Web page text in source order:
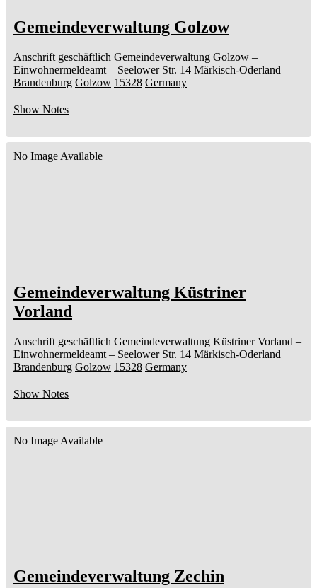
Gemeindeverwaltung Golzow
Anschrift geschäftlich Gemeindeverwaltung Golzow –
Einwohnermeldeamt – Seelower Str. 14 Märkisch-Oderland
Brandenburg Golzow 15328 Germany
Show Notes
No Image Available
Gemeindeverwaltung Küstriner
Vorland
Anschrift geschäftlich Gemeindeverwaltung Küstriner Vorland –
Einwohnermeldeamt – Seelower Str. 14 Märkisch-Oderland
Brandenburg Golzow 15328 Germany
Show Notes
No Image Available
Gemeindeverwaltung Zechin